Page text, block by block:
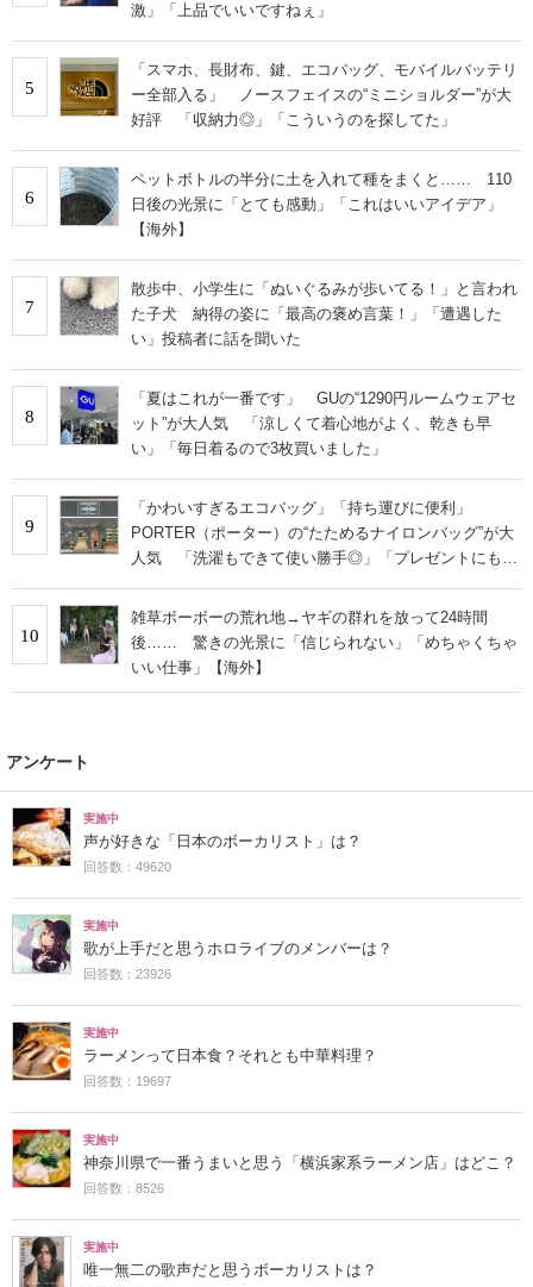
激」「上品でいいですねぇ」
5
「スマホ、長財布、鍵、エコバッグ、モバイルバッテリ
ー全部入る」 ノースフェイスの“ミニショルダー”が大
好評 「収納力◎」「こういうのを探してた」
6
ペットボトルの半分に土を入れて種をまくと…… 110
日後の光景に「とても感動」「これはいいアイデア」
【海外】
7
散歩中、小学生に「ぬいぐるみが歩いてる！」と言われ
た子犬 納得の姿に「最高の褒め言葉！」「遭遇した
い」投稿者に話を聞いた
8
「夏はこれが一番です」 GUの“1290円ルームウェアセ
ット”が大人気 「涼しくて着心地がよく、乾きも早
い」「毎日着るので3枚買いました」
9
「かわいすぎるエコバッグ」「持ち運びに便利」
PORTER（ポーター）の“たためるナイロンバッグ”が大
人気 「洗濯もできて使い勝手◎」「プレゼントにもお
10
雑草ボーボーの荒れ地→ヤギの群れを放って24時間
後…… 驚きの光景に「信じられない」「めちゃくちゃ
いい仕事」【海外】
アンケート
実施中
声が好きな「日本のボーカリスト」は？
回答数：49620
実施中
歌が上手だと思うホロライブのメンバーは？
回答数：23926
実施中
ラーメンって日本食？それとも中華料理？
回答数：19697
実施中
神奈川県で一番うまいと思う「横浜家系ラーメン店」はどこ？
回答数：8526
実施中
唯一無二の歌声だと思うボーカリストは？